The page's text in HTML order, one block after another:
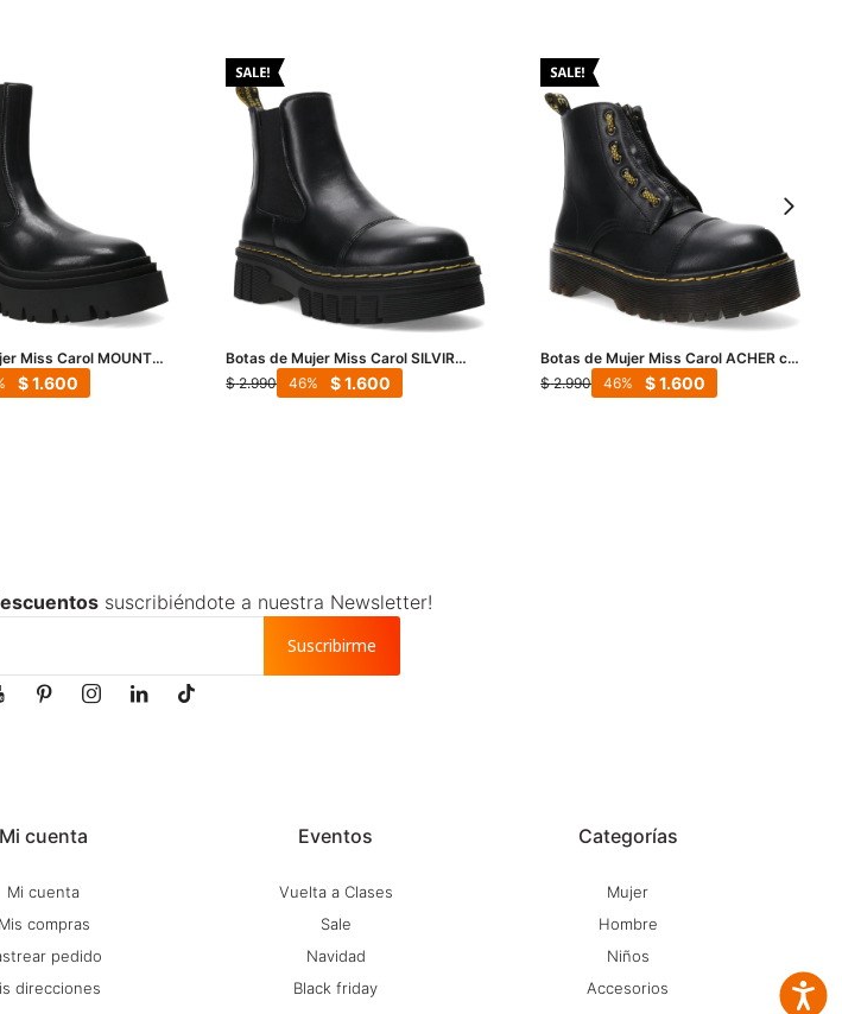
Miss Carol MOUNT
Negro
$ 1.600
Botas de Mujer Miss Carol SILVIR
chelsea - Negro
$ 2.990 $1.600
46
Botas de Mujer Miss Carol ACHER con
cierre - Negro
$ 2.990 $1.600
46
Mi cuenta
Mi cuenta
Mis compras
pedido
direcciones
Eventos
Vuelta a Clases
Sale
Navidad
Black friday
Categorías
Mujer
Hombre
Niños
Accesorios
suscribiéndote a nuestra Newsletter!
Suscribirme
   